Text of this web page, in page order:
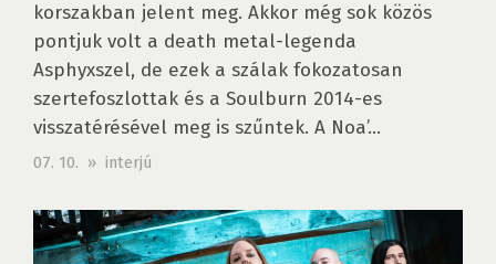
korszakban jelent meg. Akkor még sok közös
pontjuk volt a death metal-legenda
Asphyxszel, de ezek a szálak fokozatosan
szertefoszlottak és a Soulburn 2014-es
visszatérésével meg is szűntek. A Noa’...
07. 10. » interjú